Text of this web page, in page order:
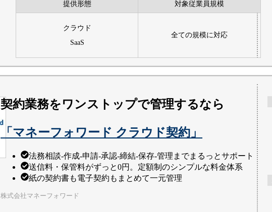
提供形態 対象従業員規模
クラウド
SaaS
全ての規模に対応
契約業務をワンストップで管理するなら
「マネーフォワード クラウド契約」
法務相談-作成-申請-承認-締結-保存-管理までまるっとサポート
送信料・保管料がずっと0円。定額制のシンプルな料金体系
紙の契約書も電子契約もまとめて一元管理
株式会社マネーフォワード